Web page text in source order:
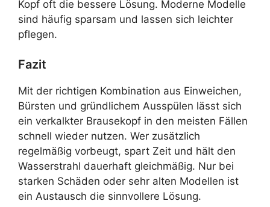
Kopf oft die bessere Lösung. Moderne Modelle
sind häufig sparsam und lassen sich leichter
pflegen.
Fazit
Mit der richtigen Kombination aus Einweichen,
Bürsten und gründlichem Ausspülen lässt sich
ein verkalkter Brausekopf in den meisten Fällen
schnell wieder nutzen. Wer zusätzlich
regelmäßig vorbeugt, spart Zeit und hält den
Wasserstrahl dauerhaft gleichmäßig. Nur bei
starken Schäden oder sehr alten Modellen ist
ein Austausch die sinnvollere Lösung.